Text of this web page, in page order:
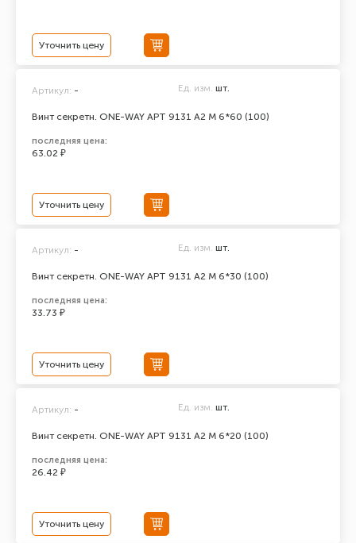
Уточнить цену
Винт секретн. ONE-WAY АРТ 9131 А2 M 6*60 (100)
Артикул: - Ед. изм. шт.
последняя цена:
63.02 ₽
Уточнить цену
Винт секретн. ONE-WAY АРТ 9131 А2 M 6*30 (100)
Артикул: - Ед. изм. шт.
последняя цена:
33.73 ₽
Уточнить цену
Винт секретн. ONE-WAY АРТ 9131 А2 M 6*20 (100)
Артикул: - Ед. изм. шт.
последняя цена:
26.42 ₽
Уточнить цену